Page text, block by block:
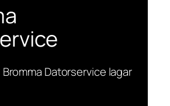
Datorservice lagar